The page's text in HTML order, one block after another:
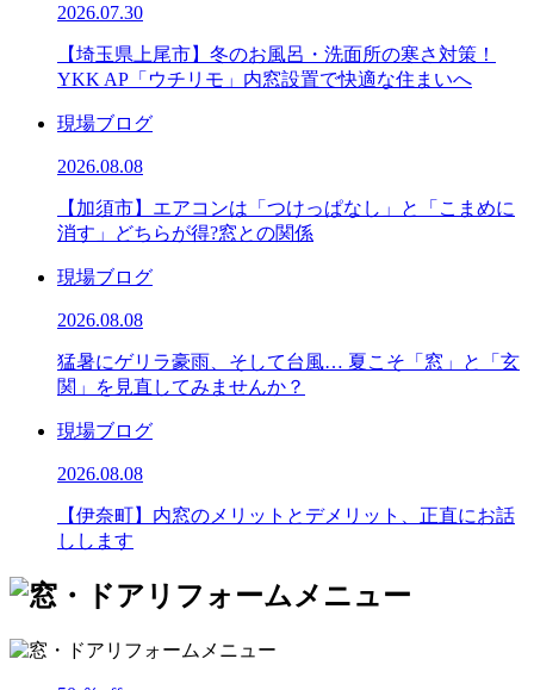
2026.07.30
【埼玉県上尾市】冬のお風呂・洗面所の寒さ対策！
YKK AP「ウチリモ」内窓設置で快適な住まいへ
現場ブログ
2026.08.08
【加須市】エアコンは「つけっぱなし」と「こまめに
消す」どちらが得?窓との関係
現場ブログ
2026.08.08
猛暑にゲリラ豪雨、そして台風… 夏こそ「窓」と「玄
関」を見直してみませんか？
現場ブログ
2026.08.08
【伊奈町】内窓のメリットとデメリット、正直にお話
しします